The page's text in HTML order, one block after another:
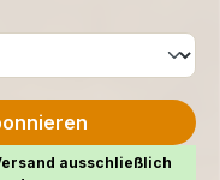
ausschließlich